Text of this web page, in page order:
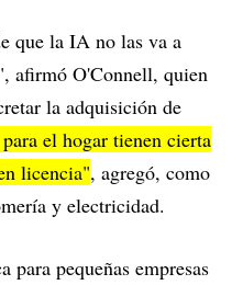
que la IA no las va a
afirmó O'Connell, quien
la adquisición de
el hogar tienen cierta
licencia", agregó, como
y electricidad.
para pequeñas empresas